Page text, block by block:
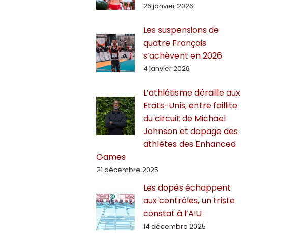
26 janvier 2026
Les suspensions de
quatre Français
s’achèvent en 2026
4 janvier 2026
L’athlétisme déraille aux
Etats-Unis, entre faillite
du circuit de Michael
Johnson et dopage des
athlètes des Enhanced
Games
21 décembre 2025
Les dopés échappent
aux contrôles, un triste
constat à l’AIU
14 décembre 2025